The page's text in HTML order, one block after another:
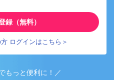
録（無料）
ログインはこちら＞
もっと便利に！／